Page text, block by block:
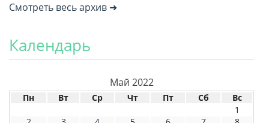
Смотреть весь архив ➜
Календарь
Май 2022
Пн Вт Ср Чт Пт Сб
Вс
1